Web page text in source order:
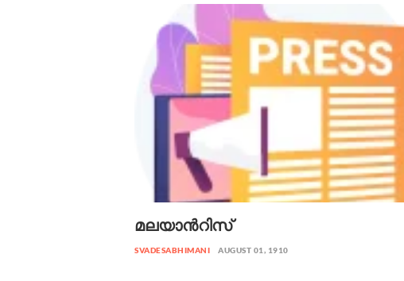
മലയാന്‍റിസ്
SVADESABHIMANI AUGUST 01, 1910